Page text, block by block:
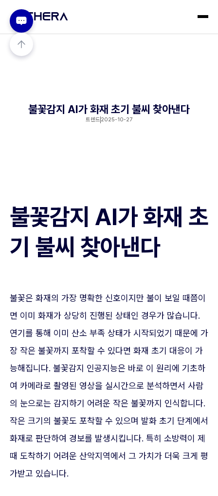
불꽃감지 AI가 화재 초기 불씨 찾아낸다
트렌드 2025-10-27
불꽃감지 AI가 화재 초
기 불씨 찾아낸다
불꽃은 화재의 가장 명확한 신호이지만 불이 보일 때쯤이
면 이미 화재가 상당히 진행된 상태인 경우가 많습니다.
연기를 통해 이미 산소 부족 상태가 시작되었기 때문에 가
장 작은 불꽃까지 포착할 수 있다면 화재 초기 대응이 가
능해집니다. 불꽃감지 인공지능은 바로 이 원리에 기초하
여 카메라로 촬영된 영상을 실시간으로 분석하면서 사람
의 눈으로는 감지하기 어려운 작은 불꽃까지 인식합니다.
작은 크기의 불꽃도 포착할 수 있으며 발화 초기 단계에서
화재로 판단하여 경보를 발생시킵니다. 특히 소방력이 제
때 도착하기 어려운 산악지역에서 그 가치가 더욱 크게 평
가받고 있습니다.